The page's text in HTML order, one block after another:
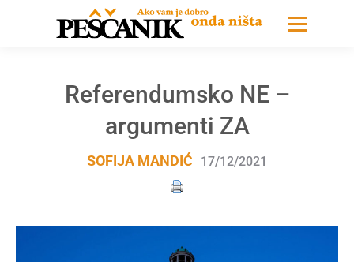
Referendumsko NE –
argumenti ZA
SOFIJA MANDIĆ 17/12/2021